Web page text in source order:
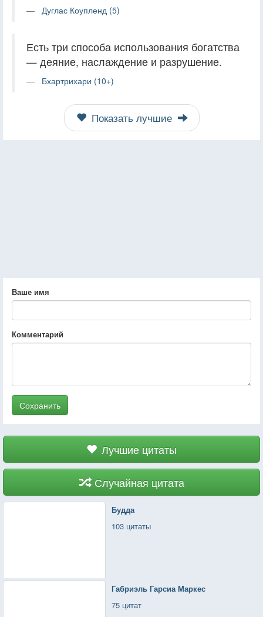
Дуглас Коупленд (5)
Есть три способа использования богатства
— деяние, наслаждение и разрушение.
Бхартрихари (10+)
Показать лучшие
Ваше имя
Комментарий
Сохранить
Лучшие цитаты
Случайная цитата
Будда
103 цитаты
Габриэль Гарсиа Маркес
75 цитат